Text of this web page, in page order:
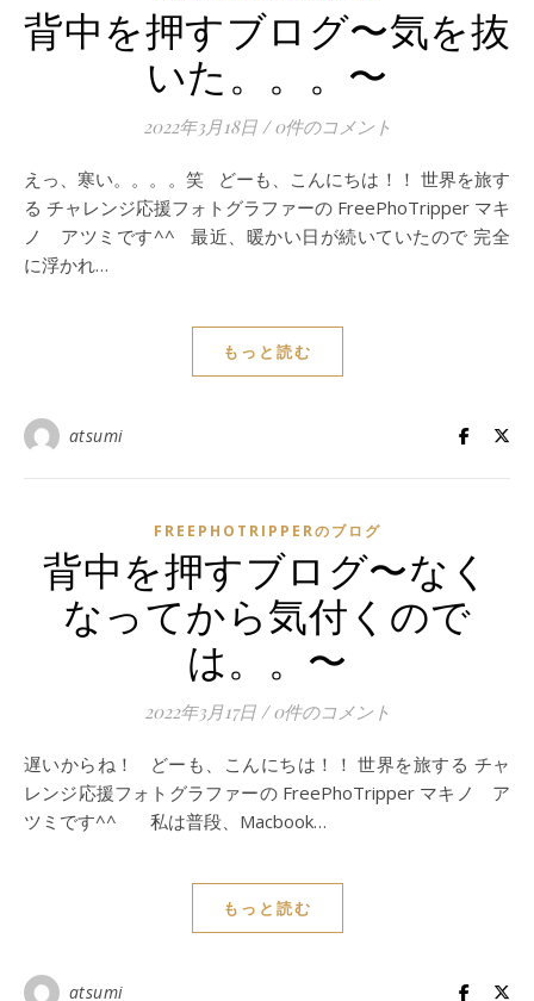
背中を押すブログ〜気を抜
いた。。。〜
2022年3月18日 / 0件のコメント
えっ、寒い。。。。笑 どーも、こんにちは！！ 世界を旅す
る チャレンジ応援フォトグラファーの FreePhoTripper マキ
ノ アツミです^^ 最近、暖かい日が続いていたので 完全
に浮かれ…
もっと読む
atsumi
FREEPHOTRIPPERのブログ
背中を押すブログ〜なく
なってから気付くので
は。。〜
2022年3月17日 / 0件のコメント
遅いからね！ どーも、こんにちは！！ 世界を旅する チャ
レンジ応援フォトグラファーの FreePhoTripper マキノ ア
ツミです^^ 私は普段、Macbook…
もっと読む
atsumi